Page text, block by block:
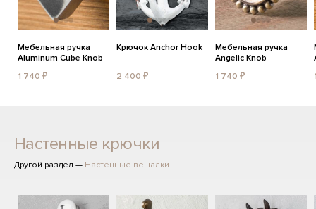
Мебельная ручка
Aluminum Cube Knob
1 740 ₽
Крючок Anchor Hook
2 400 ₽
Мебельная ручка
Angelic Knob
1 740 ₽
Настенные крючки
Другой раздел — Настенные вешалки